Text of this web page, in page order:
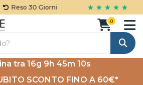
Reso 30 Giorni ★ ★ ★ ★ ★
Cerca
0
tra 16g 9h 45m 10s
SCONTO FINO A 60€*